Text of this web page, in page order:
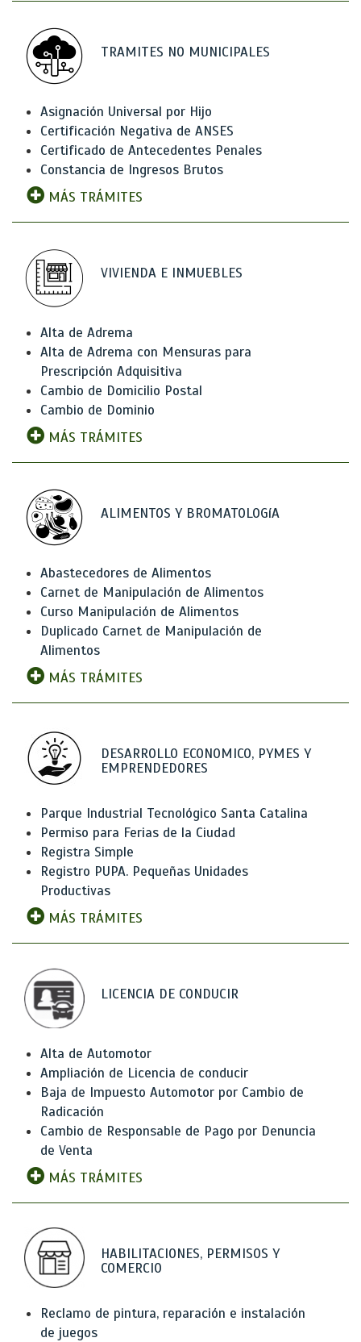
TRAMITES NO MUNICIPALES
Asignación Universal por Hijo
Certificación Negativa de ANSES
Certificado de Antecedentes Penales
Constancia de Ingresos Brutos
MÁS TRÁMITES
VIVIENDA E INMUEBLES
Alta de Adrema
Alta de Adrema con Mensuras para
Prescripción Adquisitiva
Cambio de Domicilio Postal
Cambio de Dominio
MÁS TRÁMITES
ALIMENTOS Y BROMATOLOGíA
Abastecedores de Alimentos
Carnet de Manipulación de Alimentos
Curso Manipulación de Alimentos
Duplicado Carnet de Manipulación de
Alimentos
MÁS TRÁMITES
DESARROLLO ECONOMICO, PYMES Y
EMPRENDEDORES
Parque Industrial Tecnológico Santa Catalina
Permiso para Ferias de la Ciudad
Registra Simple
Registro PUPA. Pequeñas Unidades
Productivas
MÁS TRÁMITES
LICENCIA DE CONDUCIR
Alta de Automotor
Ampliación de Licencia de conducir
Baja de Impuesto Automotor por Cambio de
Radicación
Cambio de Responsable de Pago por Denuncia
de Venta
MÁS TRÁMITES
HABILITACIONES, PERMISOS Y
COMERCIO
Reclamo de pintura, reparación e instalación
de juegos